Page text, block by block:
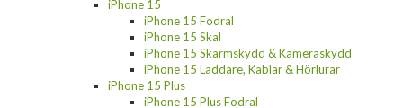
iPhone 15
iPhone 15 Fodral
iPhone 15 Skal
iPhone 15 Skärmskydd & Kameraskydd
iPhone 15 Laddare, Kablar & Hörlurar
iPhone 15 Plus
iPhone 15 Plus Fodral